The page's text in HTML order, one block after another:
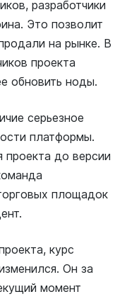
разработчики
Это позволит
на рынке. В
проекта
обновить ноды.
серьезное
платформы.
проекта до версии
площадок
курс
Он за
момент